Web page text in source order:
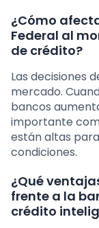
¿Cómo
Federal al
de crédito?
Las decisiones
mercado.
bancos
importante
están altas
condiciones.
¿Qué
frente a la
crédito